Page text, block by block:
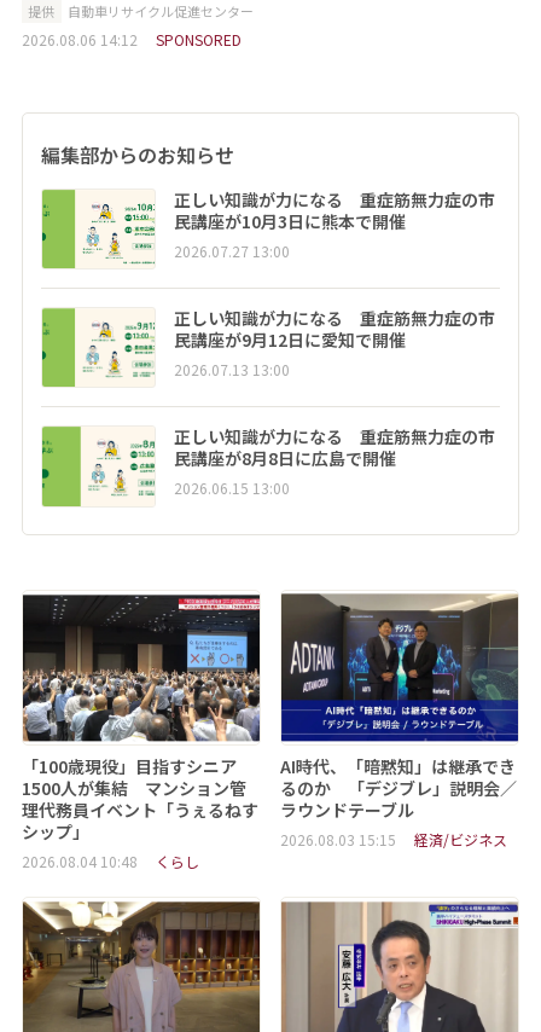
提供 自動車リサイクル促進センター
2026.08.06 14:12 SPONSORED
編集部からのお知らせ
正しい知識が力になる 重症筋無力症の市
民講座が10月3日に熊本で開催
2026.07.27 13:00
正しい知識が力になる 重症筋無力症の市
民講座が9月12日に愛知で開催
2026.07.13 13:00
正しい知識が力になる 重症筋無力症の市
民講座が8月8日に広島で開催
2026.06.15 13:00
「100歳現役」目指すシニア
1500人が集結 マンション管
理代務員イベント「うぇるねす
シップ」
2026.08.04 10:48 くらし
AI時代、「暗黙知」は継承でき
るのか 「デジブレ」説明会／
ラウンドテーブル
2026.08.03 15:15 経済/ビジネス